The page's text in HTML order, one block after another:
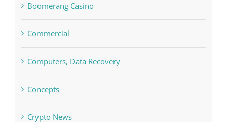
Boomerang Casino
Commercial
Computers, Data Recovery
Concepts
Crypto News